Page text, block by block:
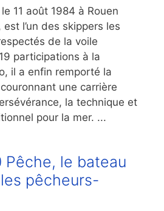
11 août 1984 à Rouen
l’un des skippers les
de la voile
participations à la
il a enfin remporté la
une carrière
la technique et
pour la mer. ...
Pêche, le bateau
pêcheurs-